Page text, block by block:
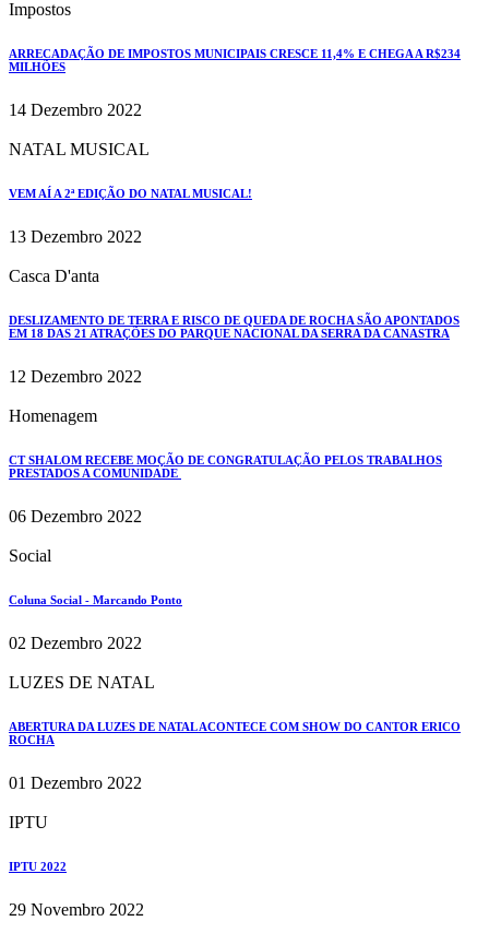
Impostos
ARRECADAÇÃO DE IMPOSTOS MUNICIPAIS CRESCE 11,4% E CHEGA A R$234
MILHÕES
14 Dezembro 2022
NATAL MUSICAL
VEM AÍ A 2ª EDIÇÃO DO NATAL MUSICAL!
13 Dezembro 2022
Casca D'anta
DESLIZAMENTO DE TERRA E RISCO DE QUEDA DE ROCHA SÃO APONTADOS
EM 18 DAS 21 ATRAÇÕES DO PARQUE NACIONAL DA SERRA DA CANASTRA
12 Dezembro 2022
Homenagem
CT SHALOM RECEBE MOÇÃO DE CONGRATULAÇÃO PELOS TRABALHOS
PRESTADOS A COMUNIDADE
06 Dezembro 2022
Social
Coluna Social - Marcando Ponto
02 Dezembro 2022
LUZES DE NATAL
ABERTURA DA LUZES DE NATAL ACONTECE COM SHOW DO CANTOR ERICO
ROCHA
01 Dezembro 2022
IPTU
IPTU 2022
29 Novembro 2022